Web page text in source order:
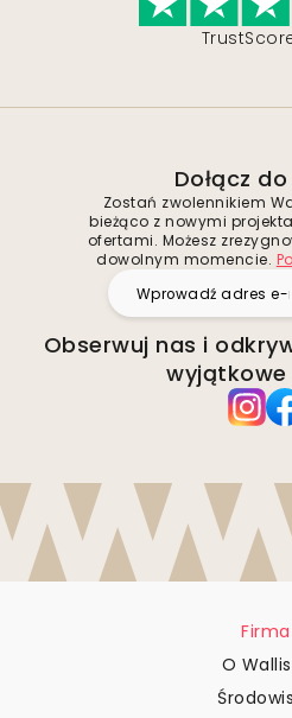
Dołącz
Zostań zwolennikiem
bieżąco z nowymi
ofertami. Możesz
dowolnym momencie.
Obserwuj nas i
wyjątkowe
Firma
O